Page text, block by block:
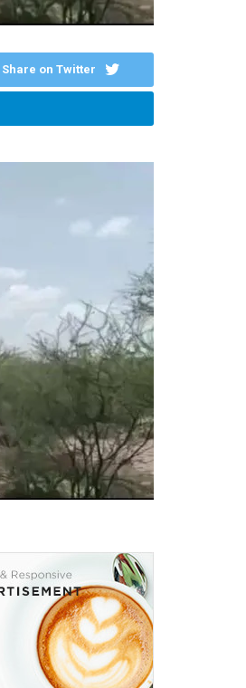
Share on Twitter